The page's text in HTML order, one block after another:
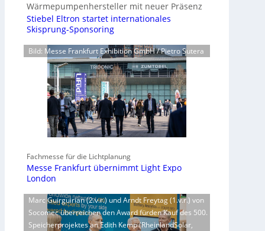
Wärmepumpenhersteller mit neuer Präsenz
Stiebel Eltron startet internationales
Skisprung-Sponsoring
Bild: Messe Frankfurt Exhibition GmbH / Pietro Sutera
Fachmesse für die Lichtplanung
Messe Frankfurt übernimmt Light Expo
London
Marc Guirguirian (2.v.r.) und Arndt Freytag (1.v.r.) von
Socomec überreichen den Award fürden Kauf des 500.
Speicherprojektes an Edith Kemp (RheinlandSolar,